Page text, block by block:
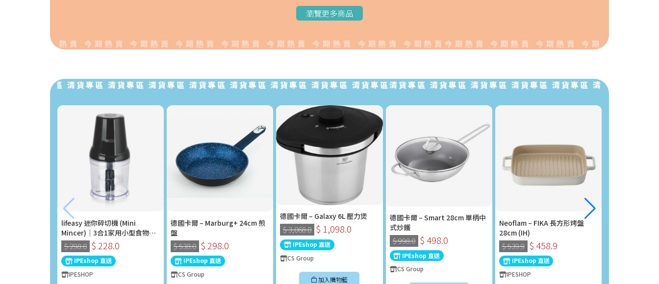
瀏覽更多商品
今期熱賣 今期熱賣 今期熱賣 今期熱賣 今期熱賣 今期熱賣 今期熱賣 今期熱賣 今期熱賣今期熱賣 今期熱賣 今期熱賣 今期熱賣 今期熱
清貨專區 清貨專區 清貨專區 清貨專區 清貨專區 清貨專區 清貨專區 清貨專區 清貨專區清貨專區 清貨專區 清貨專區 清貨專區 清貨專區 清貨專區 清貨
lifeasy 迷你碎切機 (Mini
Mincer)｜3合1家用小型食物處
理器 (400W)
$ 298.0 $ 228.0
IPEshop 直送
IPESHOP
德國卡爾 – Marburg+ 24cm 煎
盤
$ 538.0 $ 298.0
IPEshop 直送
CS Group
德國卡爾 – Galaxy 6L 壓力煲
$ 3,068.0 $ 1,098.0
IPEshop 直送
CS Group
加入購物籃
德國卡爾 – Smart 28cm 單柄中
式炒鑊
$ 998.0 $ 498.0
IPEshop 直送
CS Group
Neoflam – FIKA 長方形烤盤
28cm (IH)
$ 539.9 $ 458.9
IPEshop 直送
IPESHOP